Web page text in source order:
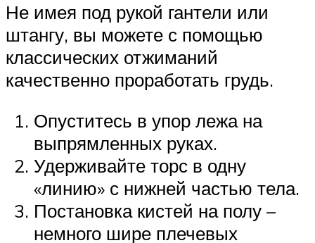
Не имея под рукой гантели или
штангу, вы можете с помощью
классических отжиманий
качественно проработать грудь.
Опуститесь в упор лежа на
выпрямленных руках.
Удерживайте торс в одну
«линию» с нижней частью тела.
Постановка кистей на полу –
немного шире плечевых